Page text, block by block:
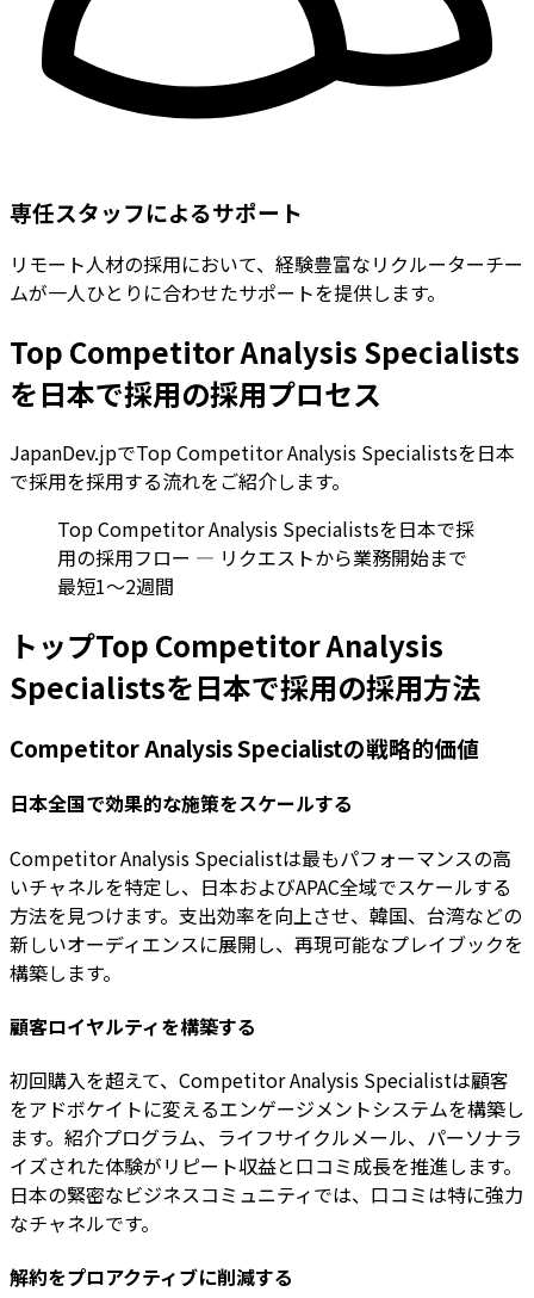
専任スタッフによるサポート
リモート人材の採用において、経験豊富なリクルーターチー
ムが一人ひとりに合わせたサポートを提供します。
Top Competitor Analysis Specialists
を日本で採用の採用プロセス
JapanDev.jpでTop Competitor Analysis Specialistsを日本
で採用を採用する流れをご紹介します。
Top Competitor Analysis Specialistsを日本で採
用の採用フロー — リクエストから業務開始まで
最短1〜2週間
トップTop Competitor Analysis
Specialistsを日本で採用の採用方法
Competitor Analysis Specialistの戦略的価値
日本全国で効果的な施策をスケールする
Competitor Analysis Specialistは最もパフォーマンスの高
いチャネルを特定し、日本およびAPAC全域でスケールする
方法を見つけます。支出効率を向上させ、韓国、台湾などの
新しいオーディエンスに展開し、再現可能なプレイブックを
構築します。
顧客ロイヤルティを構築する
初回購入を超えて、Competitor Analysis Specialistは顧客
をアドボケイトに変えるエンゲージメントシステムを構築し
ます。紹介プログラム、ライフサイクルメール、パーソナラ
イズされた体験がリピート収益と口コミ成長を推進します。
日本の緊密なビジネスコミュニティでは、口コミは特に強力
なチャネルです。
解約をプロアクティブに削減する